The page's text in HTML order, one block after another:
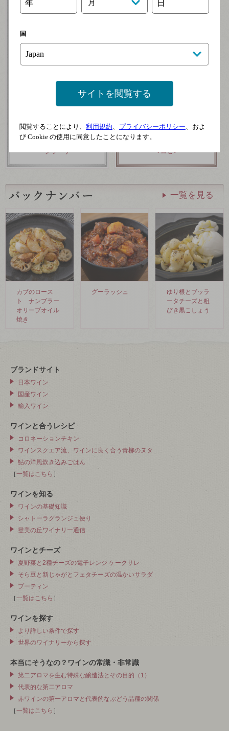
※終売しました
グラーヴ ＜ロゼ＞
一覧を見る
カブのロース
ト ナンプラー
オリーブオイル
焼き
グーラッシュ
ゆり根とブッラ
ータチーズと粗
びき黒こしょう
ブランドサイト
日本ワイン
国産ワイン
輸入ワイン
ワインと合うレシピ
コロネーションチキン
ワインスクエア流、ワインに良く合う青柳のヌタ
鮎の洋風炊き込みごはん
［一覧はこちら ］
ワインを知る
ワインの基礎知識
シャトーラグランジュ便り
登美の丘ワイナリー通信
ワインとチーズ
夏野菜と2種チーズの電子レンジ ケークサレ
そら豆と新じゃがとフェタチーズの温かいサラダ
プーティン
［一覧はこちら ］
ワインを探す
より詳しい条件で探す
世界のワイナリーから探す
本当にそうなの？ワインの常識・非常識
第二アロマを生む特殊な醸造法とその目的（1）
代表的な第二アロマ
赤ワインの第一アロマと代表的なぶどう品種の関係
［一覧はこちら ］
年 月 日
国
サイトを閲覧する
閲覧することにより、 利用規約 プライバシーポリシー 、およ
び Cookie の使用に同意したことになります。